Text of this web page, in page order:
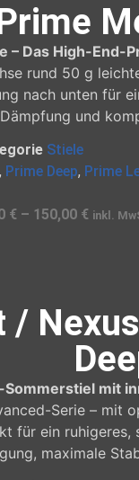
– Das High-End-
rund 50 g
nach unten für
und
Stiele
, Prime Deep, Prime
€ – 150,00 € inkl.
/
Sommerstiel mit
Serie – mit
für ein ruhigeres,
maximale